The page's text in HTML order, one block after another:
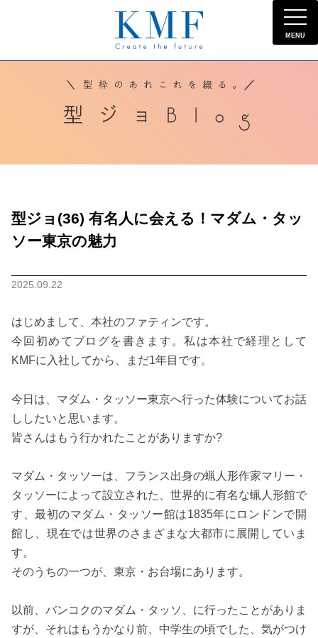
MENU
型ジョ(36) 有名人に会える！マダム・タッ
ソー東京の魅力
2025.09.22
はじめまして、本社のファティンです。
今回初めてブログを書きます。私は本社で経理として
KMFに入社してから、まだ1年目です。
今日は、マダム・タッソー東京へ行った体験についてお話
ししたいと思います。
皆さんはもう行かれたことがありますか?
マダム・タッソーは、フランス出身の蝋人形作家マリー・
タッソーによって設立された、世界的に有名な蝋人形館で
す、最初のマダム・タッソー館は1835年にロンドンで開
館し、現在では世界のさまざまな大都市に展開していま
す。
そのうちの一つが、東京・お台場にあります。
以前、バンコクのマダム・タッソ、に行ったことがありま
すが、それはもうかなり前、中学生の頃でした、気がつけ